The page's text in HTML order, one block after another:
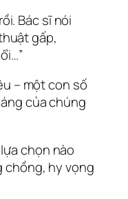
Bác sĩ nói
gấp,
– một con số
của chúng
chọn nào
chồng, hy vọng